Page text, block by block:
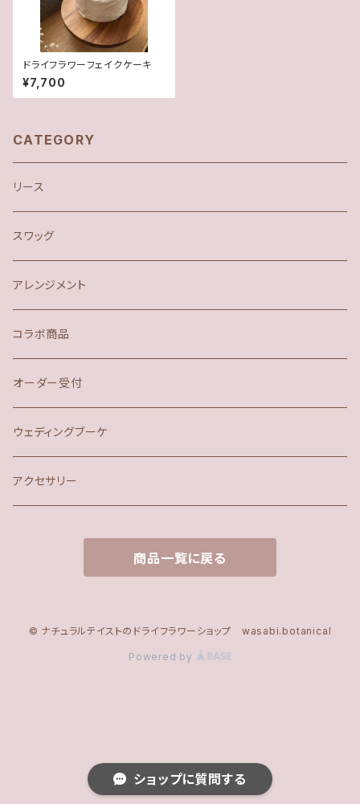
ショップに質問する
ドライフラワーフェイクケーキ
¥7,700
CATEGORY
リース
スワッグ
アレンジメント
コラボ商品
オーダー受付
ウェディングブーケ
アクセサリー
商品一覧に戻る
© ナチュラルテイストのドライフラワーショップ wasabi.botanical
Powered by